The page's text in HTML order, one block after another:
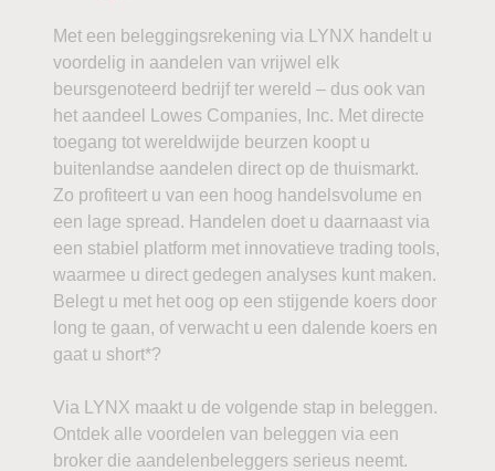
Met een beleggingsrekening via LYNX handelt u
voordelig in aandelen van vrijwel elk
beursgenoteerd bedrijf ter wereld – dus ook van
het aandeel Lowes Companies, Inc. Met directe
toegang tot wereldwijde beurzen koopt u
buitenlandse aandelen direct op de thuismarkt.
Zo profiteert u van een hoog handelsvolume en
een lage spread. Handelen doet u daarnaast via
een stabiel platform met innovatieve trading tools,
waarmee u direct gedegen analyses kunt maken.
Belegt u met het oog op een stijgende koers door
long te gaan, of verwacht u een dalende koers en
gaat u short*?
Via LYNX maakt u de volgende stap in beleggen.
Ontdek alle voordelen van beleggen via een
broker die aandelenbeleggers serieus neemt.